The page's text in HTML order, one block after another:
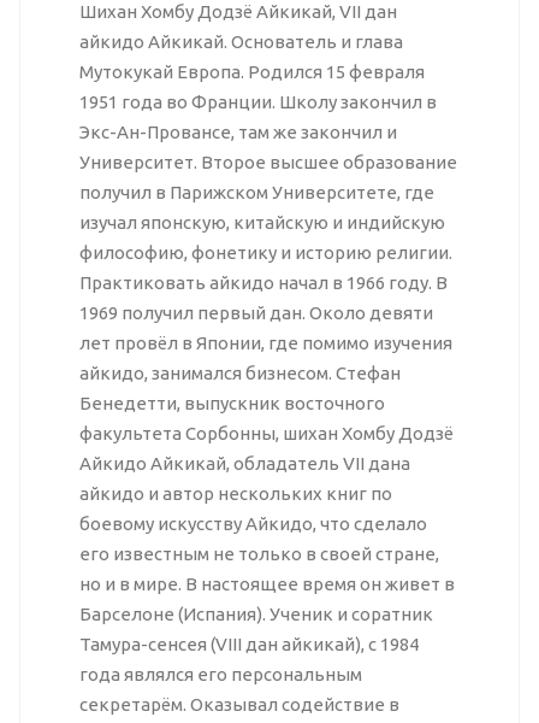
Шихан Хомбу Додзё Айкикай, VII дан
айкидо Айкикай. Основатель и глава
Мутокукай Европа. Родился 15 февраля
1951 года во Франции. Школу закончил в
Экс-Ан-Провансе, там же закончил и
Университет. Второе высшее образование
получил в Парижском Университете, где
изучал японскую, китайскую и индийскую
философию, фонетику и историю религии.
Практиковать айкидо начал в 1966 году. В
1969 получил первый дан. Около девяти
лет провёл в Японии, где помимо изучения
айкидо, занимался бизнесом. Стефан
Бенедетти, выпускник восточного
факультета Сорбонны, шихан Хомбу Додзё
Айкидо Айкикай, обладатель VII дана
айкидо и автор нескольких книг по
боевому искусству Айкидо, что сделало
его известным не только в своей стране,
но и в мире. В настоящее время он живет в
Барселоне (Испания). Ученик и соратник
Тамура-сенсея (VIII дан айкикай), с 1984
года являлся его персональным
секретарём. Оказывал содействие в